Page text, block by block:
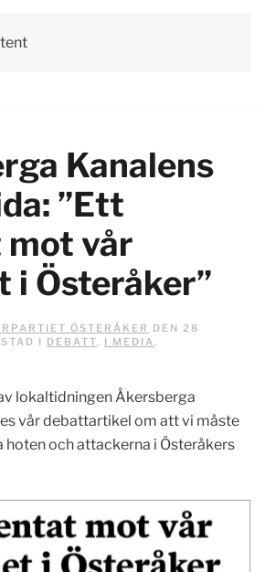
Kanalens
”Ett
vår
i Österåker”
ÖSTERÅKER DEN 28
I DEBATT, I MEDIA.
lokaltidningen Åkersberga
vår debattartikel om att vi måste
och attackerna i Österåkers